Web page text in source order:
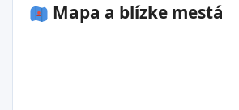
Mapa a blízke mestá